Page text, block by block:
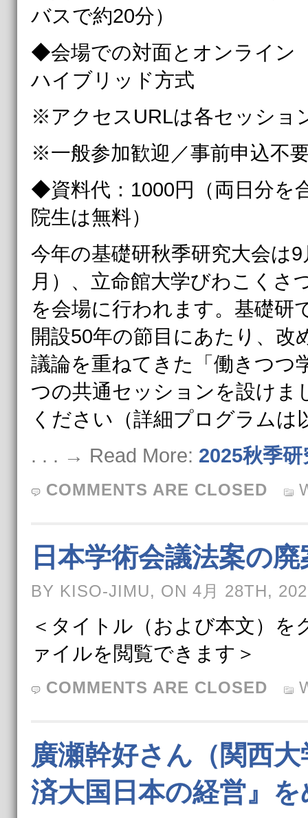
バスで約20分）
◆会場での対面とオンライン
ハイブリッド方式
※アクセスURLは各セッショ
※一般参加歓迎／事前申込不
◆資料代：1000円（両日分を
院生は無料）
今年の基礎研秋季研究大会は
月）、立命館大学びわこくさ
を会場に行われます。基礎研
開設50年の節目にあたり、改
議論を重ねてきた「働きつつ
つの共通セッションを設けま
ください（詳細プログラムは
. . . → Read More: 2025秋季
COMMENTS ARE CLOSED
日本学術会議法案の
BY KISO-JIMU, ON 4月 28TH,
＜タイトル（および本文）を
ァイルを閲覧できます＞
COMMENTS ARE CLOSED
廣瀬幹好さん（関西
済大国日本の経営』